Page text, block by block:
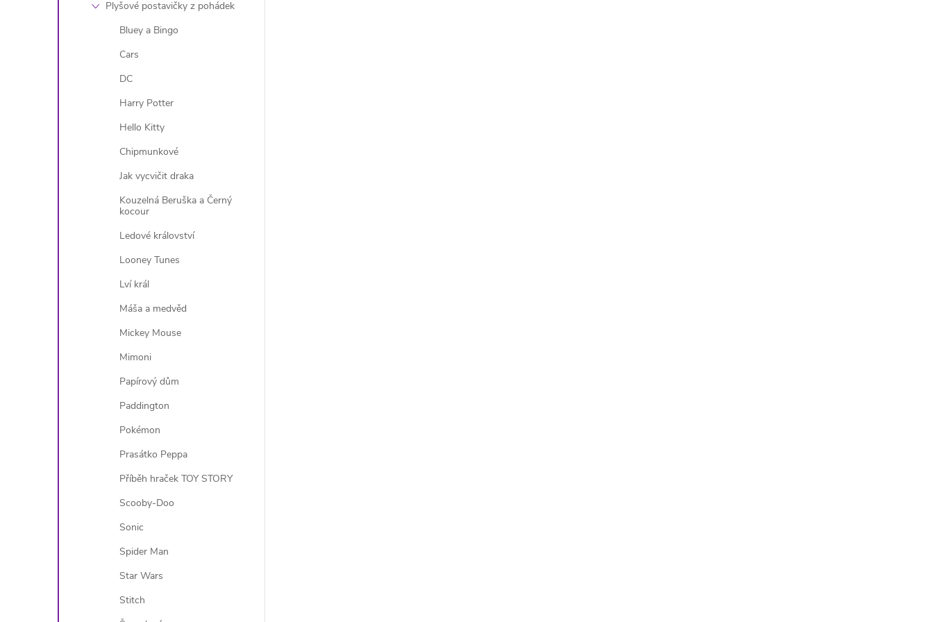
Plyšové postavičky z pohádek
Bluey a Bingo
Cars
DC
Harry Potter
Hello Kitty
Chipmunkové
Jak vycvičit draka
Kouzelná Beruška a Černý
kocour
Ledové království
Looney Tunes
Lví král
Máša a medvěd
Mickey Mouse
Mimoni
Papírový dům
Paddington
Pokémon
Prasátko Peppa
Příběh hraček TOY STORY
Scooby-Doo
Sonic
Spider Man
Star Wars
Stitch